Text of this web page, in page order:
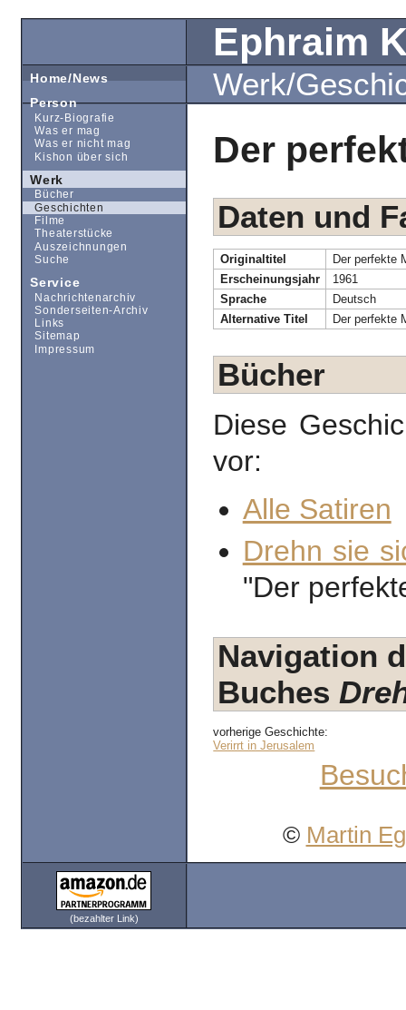
Ephraim
Werk/
Der
Daten und
Originaltitel
Der perfekte
Erscheinungsjahr
1961
Sprache
Deutsch
Alternative Titel
Der perfekte
Bücher
Diese
vor:
Alle Satiren
Drehn sie
"Der
Navigation
Buches
vorherige Geschichte:
Verirrt in Jerusalem
© Martin
(bezahlter Link)
Home/News
Person
Kurz-Biografie
Was er mag
Was er nicht mag
Kishon über sich
Werk
Bücher
Geschichten
Filme
Theaterstücke
Auszeichnungen
Suche
Service
Nachrichtenarchiv
Sonderseiten-Archiv
Links
Sitemap
Impressum